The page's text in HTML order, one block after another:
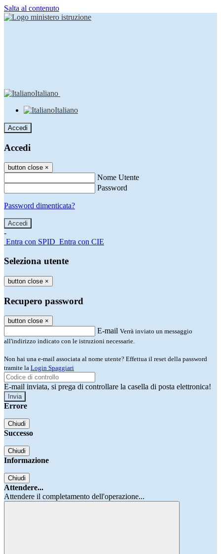
Salta al contenuto
Italiano
Italiano
Accedi
Accedi
button close ×
Nome Utente
Password
Password dimenticata?
-
Entra con SPID Entra con CIE
Seleziona utente
button close ×
Recupero password
button close ×
E-mail Verrà inviato un messaggio
all'indirizzo indicato con le istruzioni necessarie.
Non hai una e-mail associata al nome utente? Effettua il reset della password
tramite la Login Spaggiari
E-mail inviata, si prega di controllare la casella di posta elettronica!
Errore
Chiudi
Successo
Chiudi
Informazione
Chiudi
Attendere...
Attendere il completamento dell'operazione...